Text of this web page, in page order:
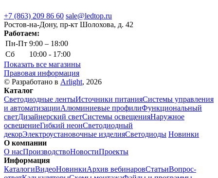
+7 (863) 209 86 60 sale@ledtop.ru
Ростов-на-Дону, пр-кт Шолохова, д. 42
Работаем:
Пн-Пт 9:00 – 18:00
Сб
10:00 - 17:00
Показать все магазины
Правовая информация
© Разработано в Arlight, 2026
Каталог
Светодиодные лентыИсточники питанияСистемы управления
и автоматизацииАлюминиевые профилиФункциональный
светДизайнерский светСистемы освещенияНаружное
освещениеГибкий неонСветодиодный
декорЭлектроустановочные изделияСветодиоды Новинки
О компании
О насПроизводствоНовостиПроекты
Информация
КаталогиВидеоНовинкиАрхив вебинаровСтатьиВопрос-